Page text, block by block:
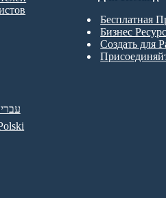
Бесплатная
Бизнес
Создать для